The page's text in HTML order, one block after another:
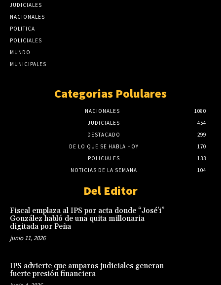
JUDICIALES
NACIONALES
POLITICA
POLICIALES
MUNDO
MUNICIPALES
Categorias Polulares
NACIONALES
1080
JUDICIALES
454
DESTACADO
299
DE LO QUE SE HABLA HOY
170
POLICIALES
133
NOTICIAS DE LA SEMANA
104
Del Editor
Fiscal emplaza al IPS por acta donde “José’i”
González habló de una quita millonaria
digitada por Peña
junio 11, 2026
IPS advierte que amparos judiciales generan
fuerte presión financiera